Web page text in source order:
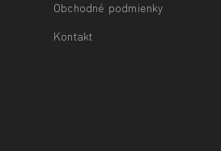
Obchodné podmienky
Kontakt